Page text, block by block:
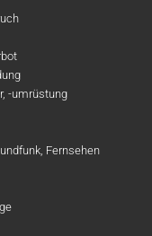
-umrüstung
Fernsehen